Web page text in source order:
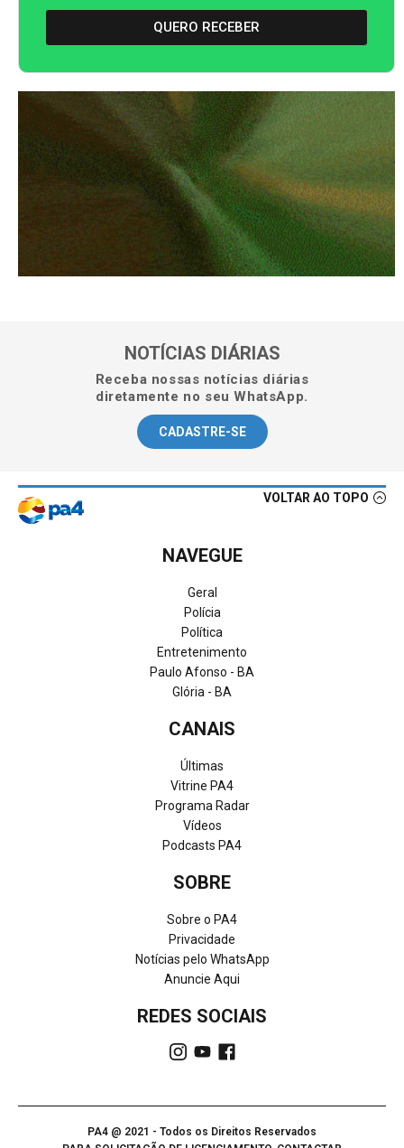
QUERO RECEBER
NOTÍCIAS DIÁRIAS
Receba nossas notícias diárias
diretamente no seu WhatsApp.
CADASTRE-SE
VOLTAR AO TOPO
NAVEGUE
Geral
Polícia
Política
Entretenimento
Paulo Afonso - BA
Glória - BA
CANAIS
Últimas
Vitrine PA4
Programa Radar
Vídeos
Podcasts PA4
SOBRE
Sobre o PA4
Privacidade
Notícias pelo WhatsApp
Anuncie Aqui
REDES SOCIAIS
PA4 @ 2021 - Todos os Direitos Reservados